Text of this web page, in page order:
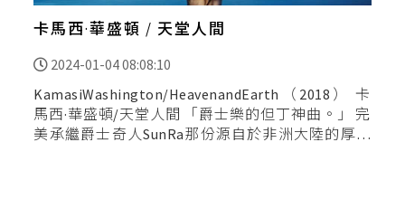
卡馬西·華盛頓 / 天堂人間
2024-01-04 08:08:10
KamasiWashington/HeavenandEarth（2018） 卡
馬西·華盛頓/天堂人間 「爵士樂的但丁神曲。」 完
美承繼爵士奇人SunRa那份源自於非洲大陸的厚實